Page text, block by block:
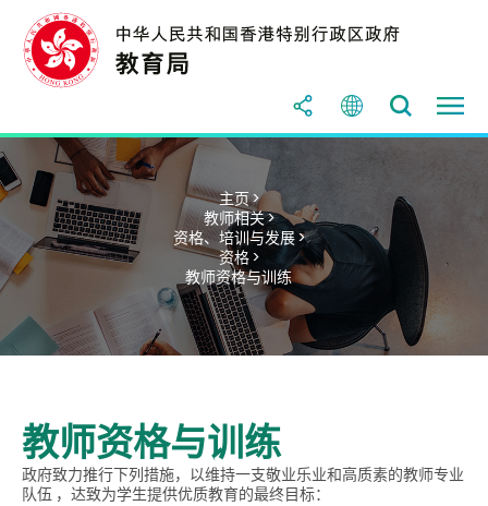
主页 >
教师相关 >
资格、培训与发展 >
资格 >
教师资格与训练
教师资格与训练
政府致力推行下列措施，以维持一支敬业乐业和高质素的教师专业
队伍 ，达致为学生提供优质教育的最终目标：